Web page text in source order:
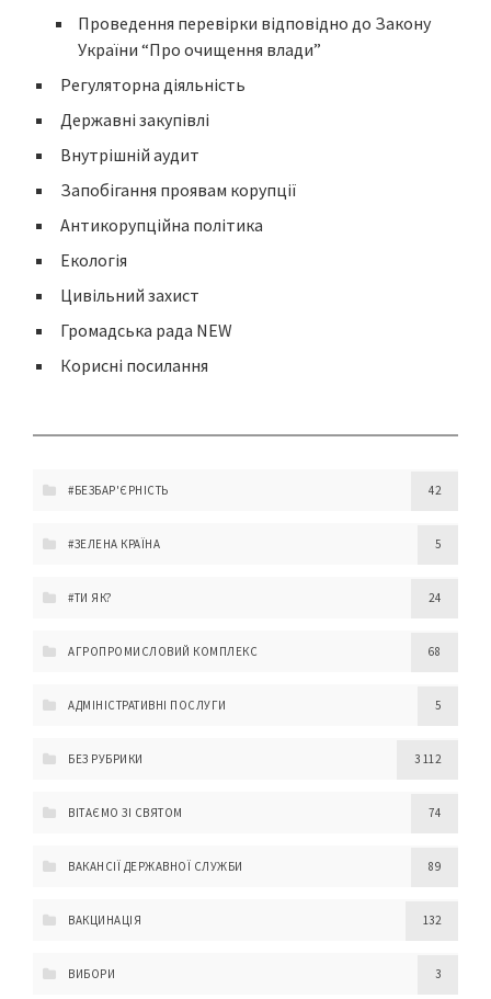
Проведення перевірки відповідно до Закону
України “Про очищення влади”
Регуляторна діяльність
Державні закупівлі
Внутрішній аудит
Запобігання проявам корупції
Антикорупційна політика
Екологія
Цивільний захист
Громадська рада NEW
Корисні посилання
#БЕЗБАР'ЄРНІСТЬ 42
#ЗЕЛЕНА КРАЇНА 5
#ТИ ЯК? 24
АГРОПРОМИСЛОВИЙ КОМПЛЕКС 68
АДМІНІСТРАТИВНІ ПОСЛУГИ 5
БЕЗ РУБРИКИ 3 112
ВІТАЄМО ЗІ СВЯТОМ 74
ВАКАНСІЇ ДЕРЖАВНОЇ СЛУЖБИ 89
ВАКЦИНАЦІЯ 132
ВИБОРИ 3